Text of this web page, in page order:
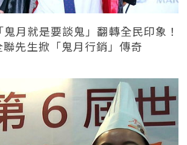
月就是要談鬼」翻轉全民印象！
先生掀「鬼月行銷」傳奇